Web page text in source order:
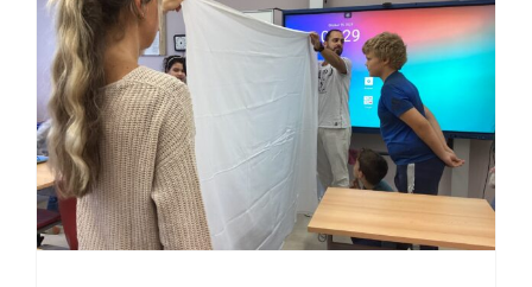
Vom ICH zum WIR! Akzeptanz und
Wertschätzung statt Gewalt und
Ausgrenzung.
Aktuelles